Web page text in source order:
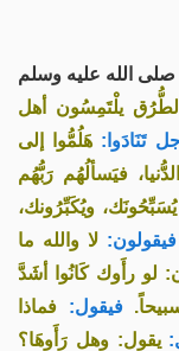
الله عليه وسلم
يلْتَمِسُون أهل
تَنَادَوا: هَلُمُّوا إلى
فيَسألُهُم رَبُّهُم
ويُكَبِّرُونك،
فيقولون: لا والله ما
لو رأَوك كَانُوا أشَدَّ
فيقول: فماذا
يقول: وهل رَأَوهَا؟